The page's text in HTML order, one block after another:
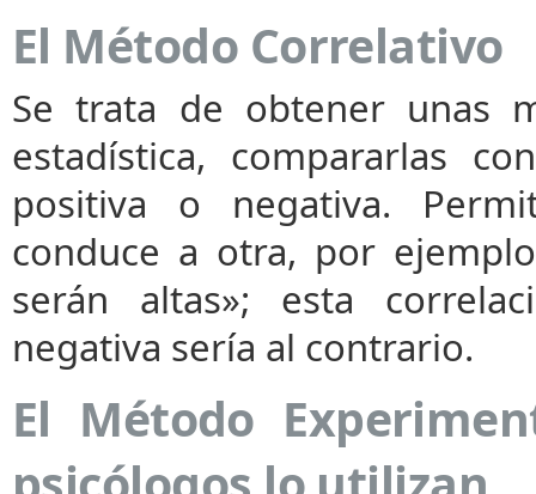
El Método Correlativo
Se trata de obtener unas
estadística, compararlas
positiva o negativa.
conduce a otra, por
serán altas»; esta
negativa sería al contrario.
El Método